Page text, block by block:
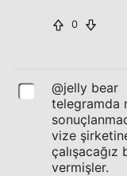
0
@jelly bear
telegramda
vize
çalışacağız
vermişler.